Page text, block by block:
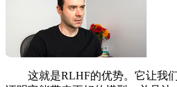
这就是RLHF的优势。它让我们